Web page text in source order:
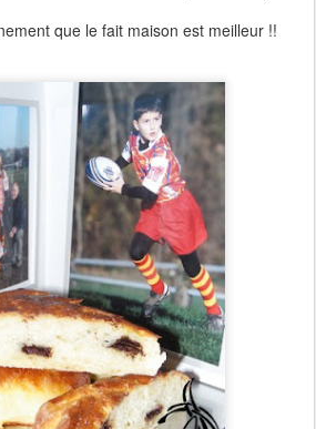
que le fait maison est meilleur !!